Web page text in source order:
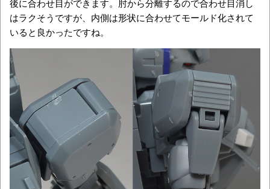
後に合わせ目ができます。肘から分離するので合わせ目消し
はラクそうですが、内側は形状に合わせてモールド化されて
いると良かったですね。